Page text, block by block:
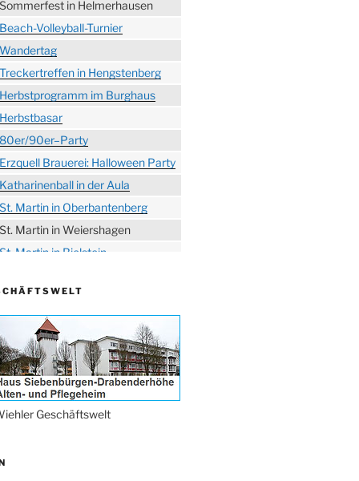
in Helmerhausen
Volleyball-Turnier
in Hengstenberg
im Burghaus
90er–Party
Brauerei: Halloween Party
in der Aula
Martin in Oberbantenberg
Martin in Weiershagen
Martin in Bielstein
der Tollitäten
Bielsteiner Männerchor
am Ehrenmal
an der
Kirche
Frauenchor
im Ev. Gemeindehaus
Geschäftswelt